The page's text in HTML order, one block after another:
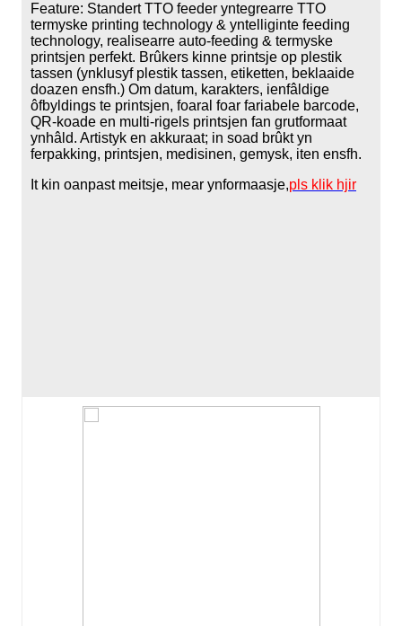
Feature: Standert TTO feeder yntegrearre TTO
termyske printing technology & yntelliginte feeding
technology, realisearre auto-feeding & termyske
printsjen perfekt. Brûkers kinne printsje op plestik
tassen (ynklusyf plestik tassen, etiketten, beklaaide
doazen ensfh.) Om datum, karakters, ienfâldige
ôfbyldings te printsjen, foaral foar fariabele barcode,
QR-koade en multi-rigels printsjen fan grutformaat
ynhâld. Artistyk en akkuraat; in soad brûkt yn
ferpakking, printsjen, medisinen, gemysk, iten ensfh.
It kin oanpast meitsje, mear ynformaasje,pls klik hjir